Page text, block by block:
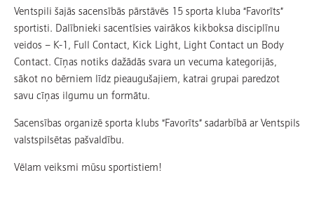
Ventspili šajās sacensībās pārstāvēs 15 sporta kluba “Favorīts”
sportisti. Dalībnieki sacentīsies vairākos kikboksa disciplīnu
veidos – K-1, Full Contact, Kick Light, Light Contact un Body
Contact. Cīņas notiks dažādās svara un vecuma kategorijās,
sākot no bērniem līdz pieaugušajiem, katrai grupai paredzot
savu cīņas ilgumu un formātu.
Sacensības organizē sporta klubs “Favorīts” sadarbībā ar Ventspils
valstspilsētas pašvaldību.
Vēlam veiksmi mūsu sportistiem!